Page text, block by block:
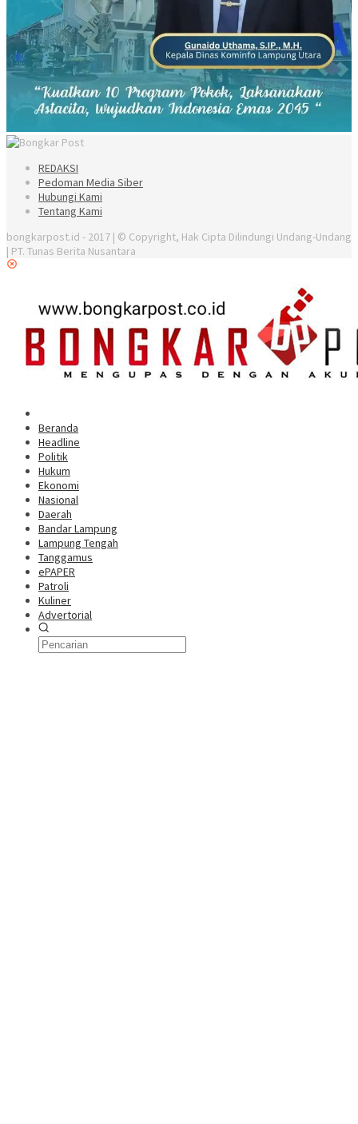
REDAKSI
Pedoman Media Siber
Hubungi Kami
Tentang Kami
bongkarpost.id - 2017 | © Copyright, Hak Cipta Dilindungi Undang-Undang
| PT. Tunas Berita Nusantara
Beranda
Headline
Politik
Hukum
Ekonomi
Nasional
Daerah
Bandar Lampung
Lampung Tengah
Tanggamus
ePAPER
Patroli
Kuliner
Advertorial